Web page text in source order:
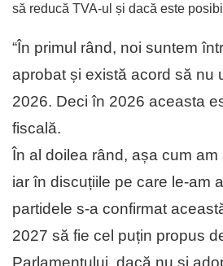
să reducă TVA-ul și dacă este
“În primul rând, noi suntem
aprobat și există acord să nu
2026. Deci în 2026 aceasta
fiscală.
În al doilea rând, așa cum
iar în discuțiile pe care le-am
partidele s-a confirmat
2027 să fie cel puțin propus
Parlamentului, dacă nu și